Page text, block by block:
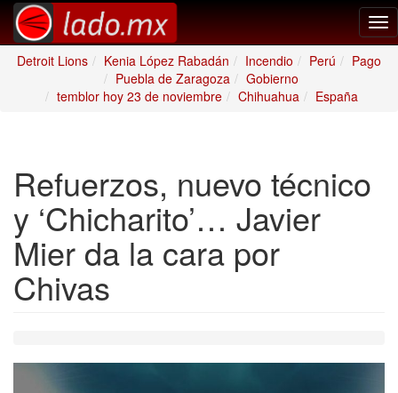
Detroit Lions
Kenia López Rabadán Incendio Perú
Pago
Puebla de Zaragoza
Gobierno
temblor hoy 23 de noviembre
Chihuahua España
Refuerzos, nuevo técnico
y ‘Chicharito’… Javier
Mier da la cara por
Chivas